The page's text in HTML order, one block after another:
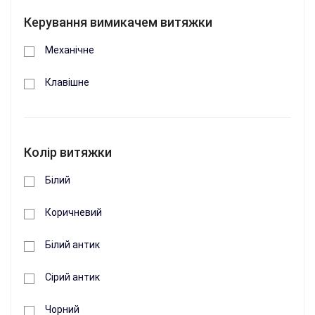
Купити
Витяжка кухонна PROFIT M Ніка Еко 60 см
Керування вимикачем витяжки
Механічне
Клавішне
Колір витяжки
Білий
Коричневий
Білий антик
Сірий антик
Чорний